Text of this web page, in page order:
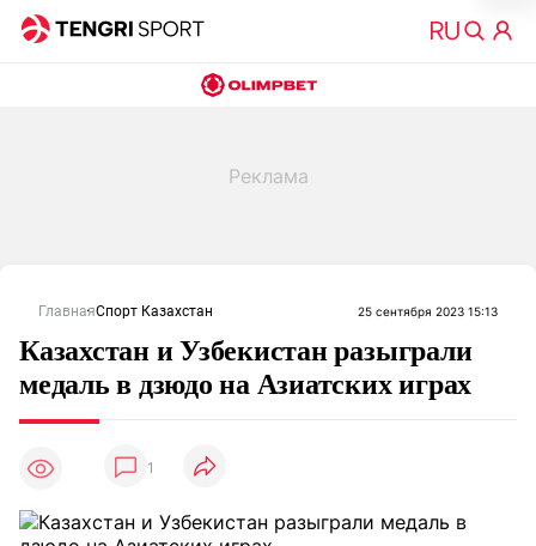
ГлавнаяСпорт Казахстан 25 сентября 2023 15:13
Казахстан и Узбекистан разыграли
медаль в дзюдо на Азиатских играх
1